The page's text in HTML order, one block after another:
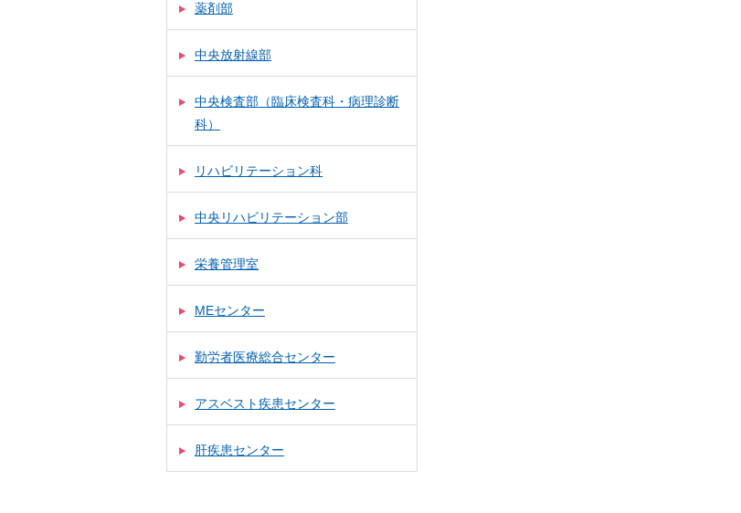
薬剤部
中央放射線部
中央検査部（臨床検査科・病理診断
科）
リハビリテーション科
中央リハビリテーション部
栄養管理室
MEセンター
勤労者医療総合センター
アスベスト疾患センター
肝疾患センター